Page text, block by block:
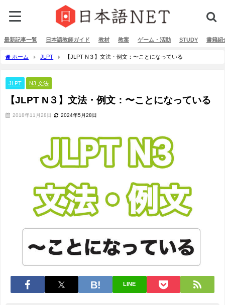
最新記事一覧 日本語教師ガイド 教材 教案 ゲーム・活動 STUDY 書籍紹
ホーム JLPT 【JLPT N３】文法・例文：〜ことになっている
JLPT N3 文法
【JLPT N３】文法・例文：〜ことになっている
2018年11月28日 2024年5月28日
LINE